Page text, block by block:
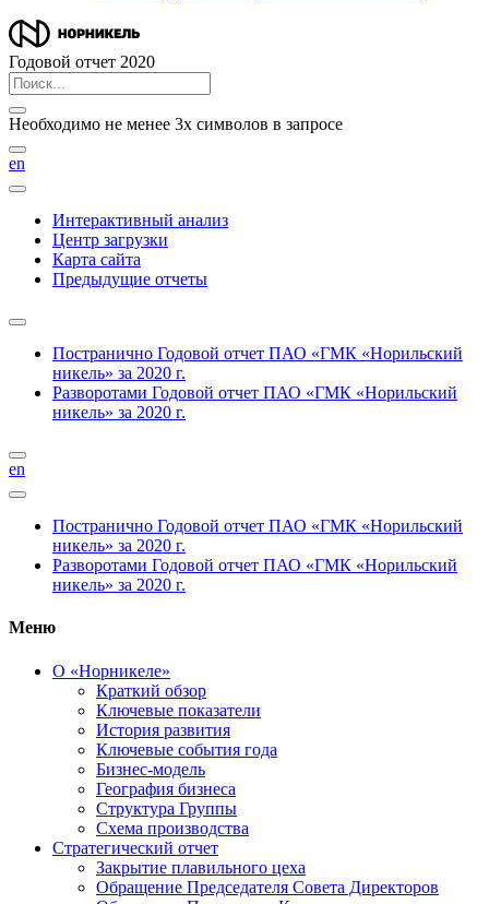
Годовой отчет 2020
Необходимо не менее 3х символов в запросе
en
Интерактивный анализ
Центр загрузки
Карта сайта
Предыдущие отчеты
Постранично Годовой отчет ПАО «ГМК «Норильский
никель» за 2020 г.
Разворотами Годовой отчет ПАО «ГМК «Норильский
никель» за 2020 г.
en
Постранично Годовой отчет ПАО «ГМК «Норильский
никель» за 2020 г.
Разворотами Годовой отчет ПАО «ГМК «Норильский
никель» за 2020 г.
Меню
О «Норникеле»
Краткий обзор
Ключевые показатели
История развития
Ключевые события года
Бизнес-модель
География бизнеса
Структура Группы
Схема производства
Стратегический отчет
Закрытие плавильного цеха
Обращение Председателя Совета Директоров